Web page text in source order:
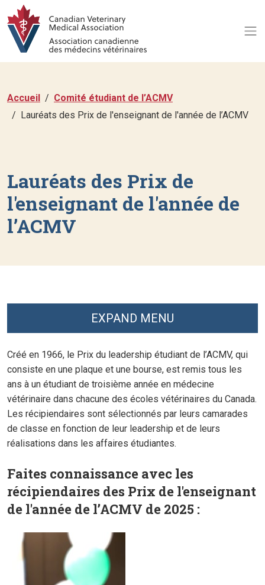
Accueil
Comité étudiant de l’ACMV
Lauréats des Prix de l'enseignant de l'année de l’ACMV
Lauréats des Prix de
l'enseignant de l'année de
l’ACMV
Créé en 1966, le Prix du leadership étudiant de l’ACMV, qui
consiste en une plaque et une bourse, est remis tous les
ans à un étudiant de troisième année en médecine
vétérinaire dans chacune des écoles vétérinaires du Canada.
Les récipiendaires sont sélectionnés par leurs camarades
de classe en fonction de leur leadership et de leurs
réalisations dans les affaires étudiantes.
Faites connaissance avec les
récipiendaires des Prix de l'enseignant
de l'année de l’ACMV de 2025 :
EXPAND MENU